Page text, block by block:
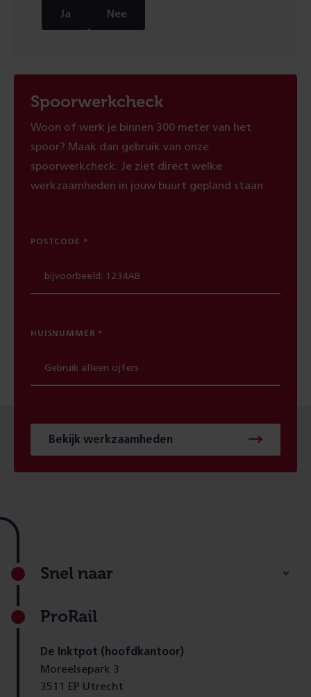
Ja Nee
Spoorwerkcheck
Woon of werk je binnen 300 meter van het
spoor? Maak dan gebruik van onze
spoorwerkcheck. Je ziet direct welke
werkzaamheden in jouw buurt gepland staan.
POSTCODE
HUISNUMMER
Bekijk werkzaamheden
Footer
Snel naar
ProRail
De Inktpot (hoofdkantoor)
Moreelsepark 3
3511 EP Utrecht